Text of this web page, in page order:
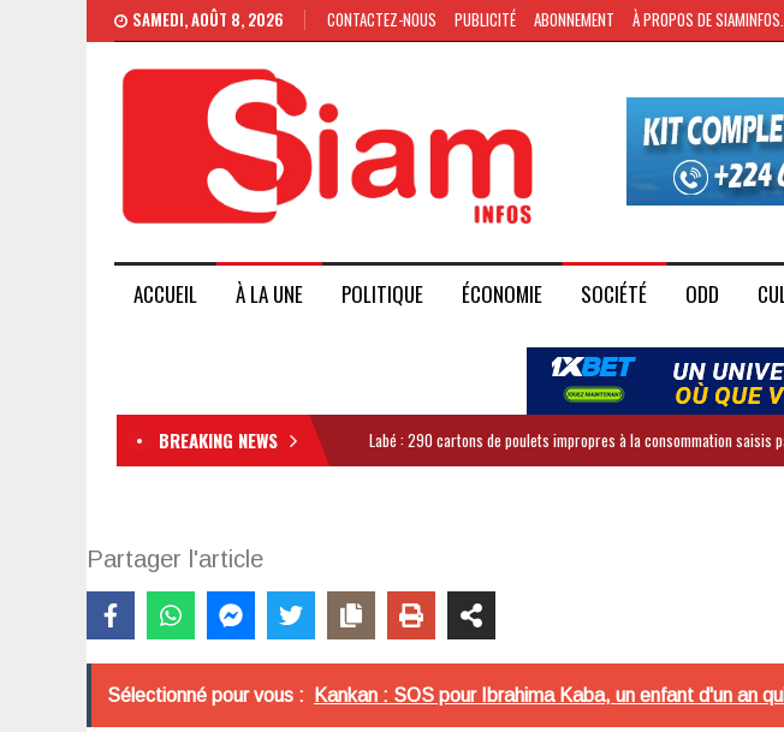
SAMEDI, AOÛT 8, 2026 CONTACTEZ-NOUS PUBLICITÉ ABONNEMENT À PROPOS DE
ACCUEIL À LA UNE POLITIQUE ÉCONOMIE SOCIÉTÉ ODD
BREAKING NEWS Labé : 290 cartons de poulets impropres à la consommation saisis
Partager l'article
Sélectionné pour vous : Kankan : SOS pour Ibrahima Kaba, un enfant d'un an